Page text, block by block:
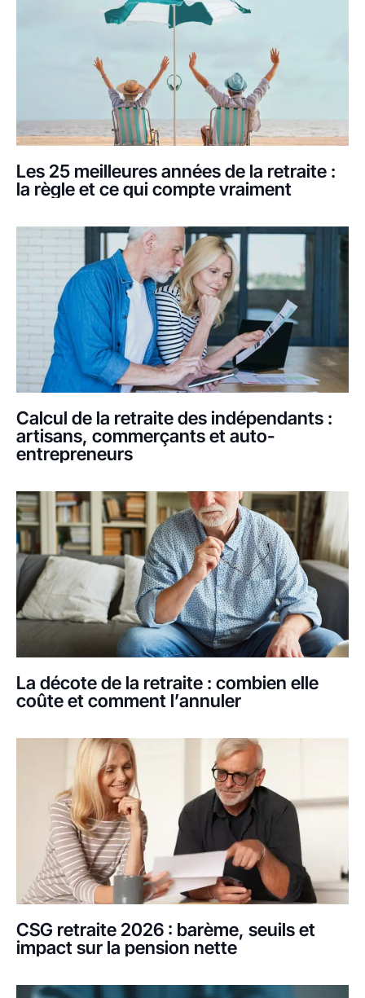
Les 25 meilleures années de la retraite :
la règle et ce qui compte vraiment
Calcul de la retraite des indépendants :
artisans, commerçants et auto-
entrepreneurs
La décote de la retraite : combien elle
coûte et comment l’annuler
CSG retraite 2026 : barème, seuils et
impact sur la pension nette